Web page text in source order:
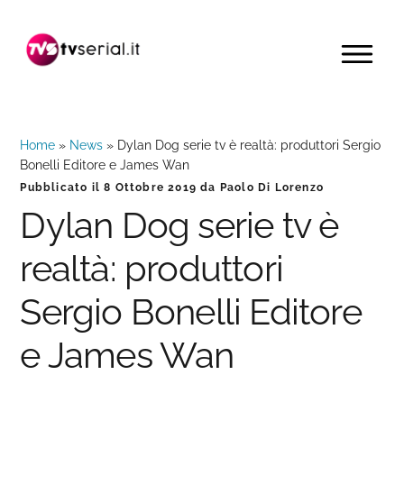
navigazione
contenuto
barra
MENU
Home » News » Dylan Dog serie tv è realtà: produttori Sergio
Bonelli Editore e James Wan
Pubblicato il8 Ottobre 2019 da Paolo Di Lorenzo
Dylan Dog serie tv è
realtà: produttori
Sergio Bonelli Editore
e James Wan